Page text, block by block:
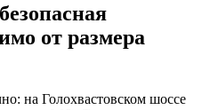
от размера
на Голохвастовском шоссе